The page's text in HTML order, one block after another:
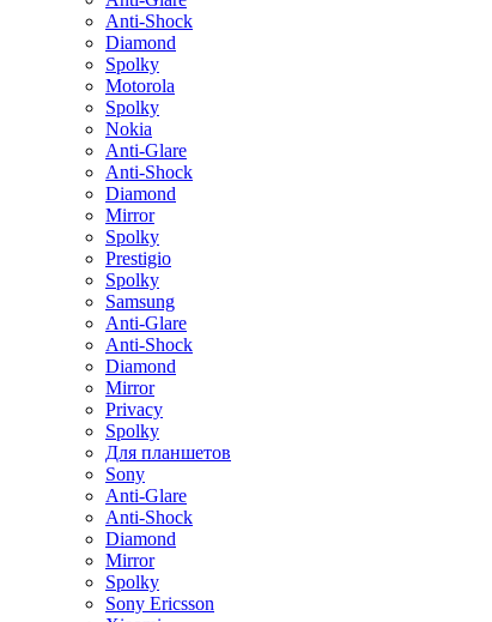
Anti-Shock
Diamond
Spolky
Motorola
Spolky
Nokia
Anti-Glare
Anti-Shock
Diamond
Mirror
Spolky
Prestigio
Spolky
Samsung
Anti-Glare
Anti-Shock
Diamond
Mirror
Privacy
Spolky
Для планшетов
Sony
Anti-Glare
Anti-Shock
Diamond
Mirror
Spolky
Sony Ericsson